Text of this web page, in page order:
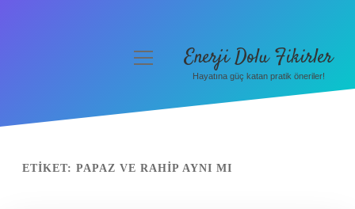
Gizlilik Politikası
Yasal Uyarı
menüyü
aç
Enerji Dolu Fikirler
Hayatına güç katan pratik öneriler!
ETIKET: PAPAZ VE RAHIP AYNI MI